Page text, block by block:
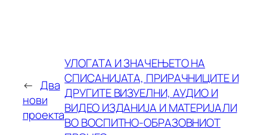
← Два
нови
проекта
УЛОГАТА И ЗНАЧЕЊЕТО НА
СПИСАНИЈАТА, ПРИРАЧНИЦИТЕ И
ДРУГИТЕ ВИЗУЕЛНИ, АУДИО И
ВИДЕО ИЗДАНИЈА И МАТЕРИЈАЛИ
ВО ВОСПИТНО-ОБРАЗОВНИОТ